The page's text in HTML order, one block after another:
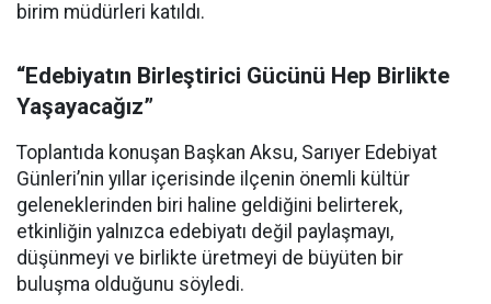
birim müdürleri katıldı.
“Edebiyatın Birleştirici Gücünü Hep Birlikte
Yaşayacağız”
Toplantıda konuşan Başkan Aksu, Sarıyer Edebiyat
Günleri’nin yıllar içerisinde ilçenin önemli kültür
geleneklerinden biri haline geldiğini belirterek,
etkinliğin yalnızca edebiyatı değil paylaşmayı,
düşünmeyi ve birlikte üretmeyi de büyüten bir
buluşma olduğunu söyledi.